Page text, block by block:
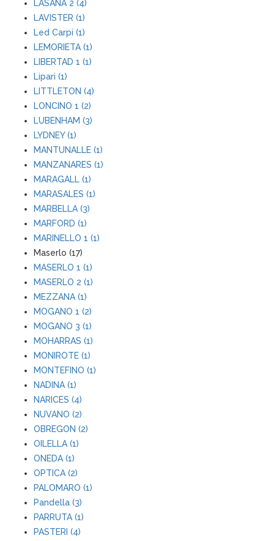
LASANA 2 (4)
LAVISTER (1)
Led Carpi (1)
LEMORIETA (1)
LIBERTAD 1 (1)
Lipari (1)
LITTLETON (4)
LONCINO 1 (2)
LUBENHAM (3)
LYDNEY (1)
MANTUNALLE (1)
MANZANARES (1)
MARAGALL (1)
MARASALES (1)
MARBELLA (3)
MARFORD (1)
MARINELLO 1 (1)
Maserlo (17)
MASERLO 1 (1)
MASERLO 2 (1)
MEZZANA (1)
MOGANO 1 (2)
MOGANO 3 (1)
MOHARRAS (1)
MONIROTE (1)
MONTEFINO (1)
NADINA (1)
NARICES (4)
NUVANO (2)
OBREGON (2)
OILELLA (1)
ONEDA (1)
OPTICA (2)
PALOMARO (1)
Pandella (3)
PARRUTA (1)
PASTERI (4)